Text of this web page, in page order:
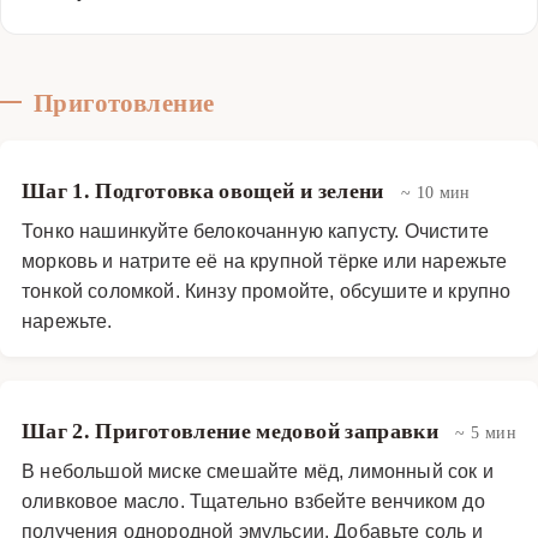
Приготовление
Шаг 1. Подготовка овощей и зелени ~ 10 мин
Тонко нашинкуйте белокочанную капусту. Очистите
морковь и натрите её на крупной тёрке или нарежьте
тонкой соломкой. Кинзу промойте, обсушите и крупно
нарежьте.
Шаг 2. Приготовление медовой заправки ~ 5 мин
В небольшой миске смешайте мёд, лимонный сок и
оливковое масло. Тщательно взбейте венчиком до
получения однородной эмульсии. Добавьте соль и